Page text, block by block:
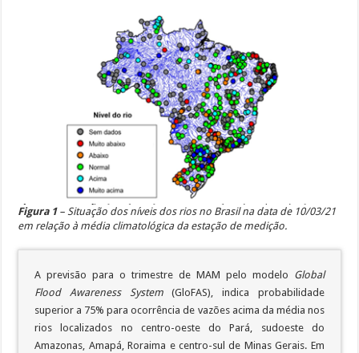
Figura 1– Situação dos níveis dos rios no Brasil na data de 10/03/21
em relação à média climatológica da estação de medição.
A previsão para o trimestre de MAM pelo modelo Global
Flood Awareness System(GloFAS), indica probabilidade
superior a 75% para ocorrência de vazões acima da média nos
rios localizados no centro-oeste do Pará, sudoeste do
Amazonas, Amapá, Roraima e centro-sul de Minas Gerais. Em